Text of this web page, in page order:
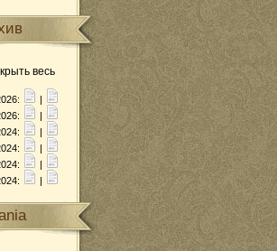
весь
|
|
|
|
|
|